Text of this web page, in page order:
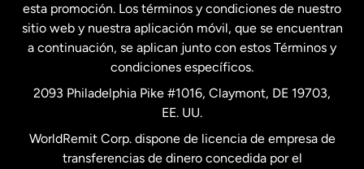
Nueva Zelanda
Países Bajos
esta promoción. Los términos y condiciones de nuestro
sitio web y nuestra aplicación móvil, que se encuentran
a continuación, se aplican junto con estos Términos y
condiciones específicos.
2093 Philadelphia Pike #1016, Claymont, DE 19703,
EE. UU.
WorldRemit Corp. dispone de licencia de empresa de
transferencias de dinero concedida por el